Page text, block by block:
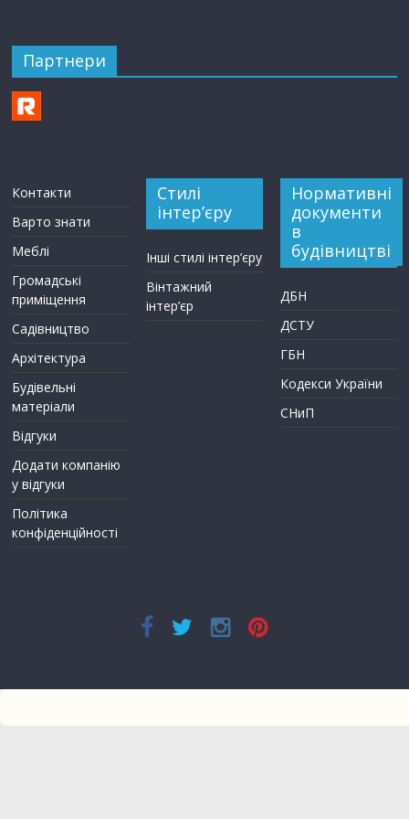
Партнери
Контакти
Варто знати
Меблі
Громадські
приміщення
Садівництво
Архітектура
Будівельні
матеріали
Відгуки
Додати компанію
у відгуки
Політика
конфіденційності
Стилі
інтер’єру
Інші стилі інтер’єру
Вінтажний
інтер’єр
Нормативні
документи
в
будівництві
ДБН
ДСТУ
ГБН
Кодекси України
СНиП